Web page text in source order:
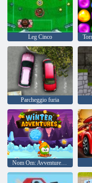
Leg Cinco
Parcheggio furia
Nom Om: Avventure invernali